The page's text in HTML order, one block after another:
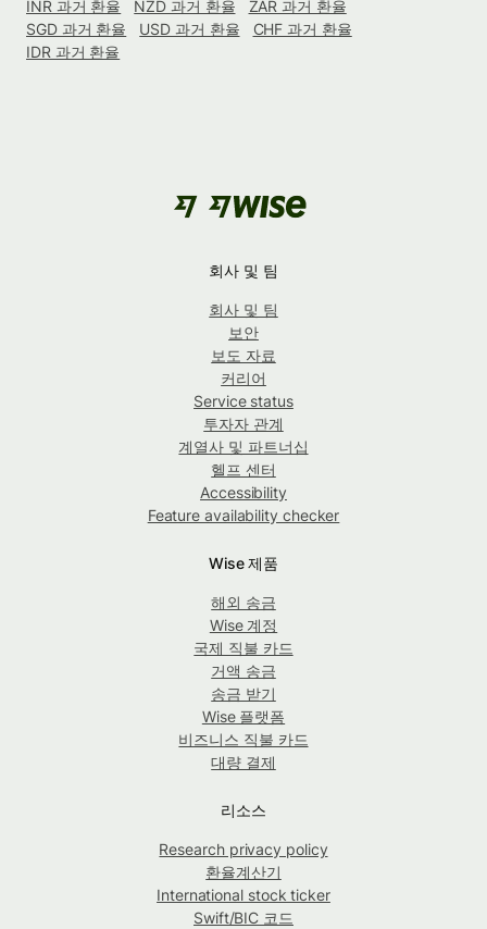
INR 과거 환율
NZD 과거 환율
ZAR 과거 환율
SGD 과거 환율
USD 과거 환율
CHF 과거 환율
IDR 과거 환율
회사 및 팀
회사 및 팀
보안
보도 자료
커리어
Service status
투자자 관계
계열사 및 파트너십
헬프 센터
Accessibility
Feature availability checker
Wise 제품
해외 송금
Wise 계정
국제 직불 카드
거액 송금
송금 받기
Wise 플랫폼
비즈니스 직불 카드
대량 결제
리소스
Research privacy policy
환율계산기
International stock ticker
Swift/BIC 코드